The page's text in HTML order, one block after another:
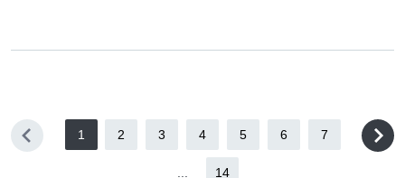
1 2 3 4 5 6 7
14